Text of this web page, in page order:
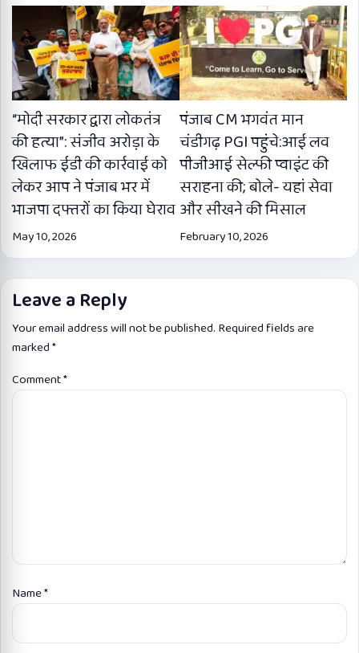
“मोदी सरकार द्वारा लोकतंत्र
की हत्या”: संजीव अरोड़ा के
खिलाफ ईडी की कार्रवाई को
लेकर आप ने पंजाब भर में
भाजपा दफ्तरों का किया घेराव
May 10, 2026
पंजाब CM भगवंत मान
चंडीगढ़ PGI पहुंचे:आई लव
पीजीआई सेल्फी प्वाइंट की
सराहना की; बोले- यहां सेवा
और सीखने की मिसाल
February 10, 2026
Leave a Reply
Your email address will not be published. Required fields are
marked*
Comment*
Name*